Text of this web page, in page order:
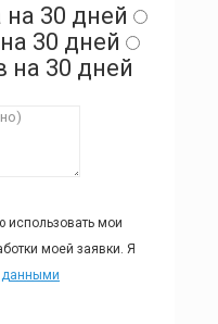
30 дней
30 дней
на 30 дней
использовать мои
моей заявки. Я
данными